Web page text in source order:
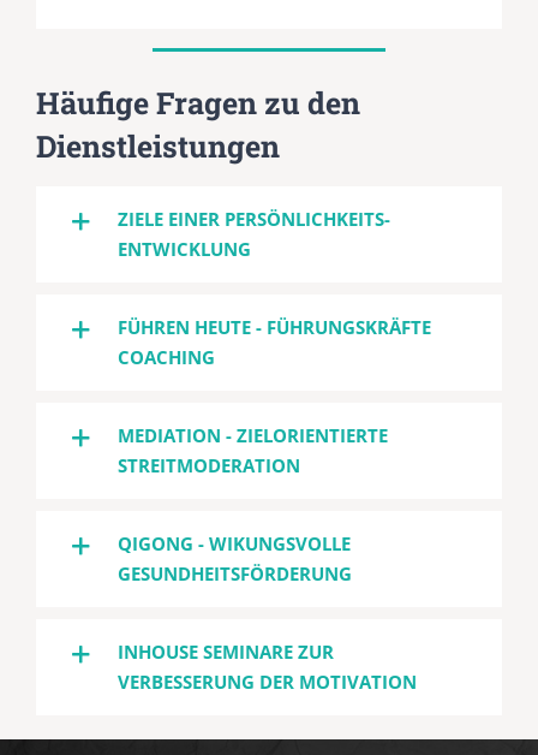
Häufige Fragen zu den
Dienstleistungen
ZIELE EINER PERSÖNLICHKEITS­
ENTWICKLUNG
FÜHREN HEUTE - FÜHRUNGSKRÄFTE
COACHING
MEDIATION - ZIELORIENTIERTE
STREITMODERATION
QIGONG - WIKUNGSVOLLE
GESUNDHEITSFÖRDERUNG
INHOUSE SEMINARE ZUR
VERBESSERUNG DER MOTIVATION